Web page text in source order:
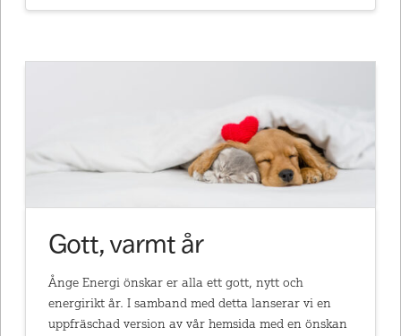
Gott, varmt år
Ånge Energi önskar er alla ett gott, nytt och
energirikt år. I samband med detta lanserar vi en
uppfräschad version av vår hemsida med en önskan